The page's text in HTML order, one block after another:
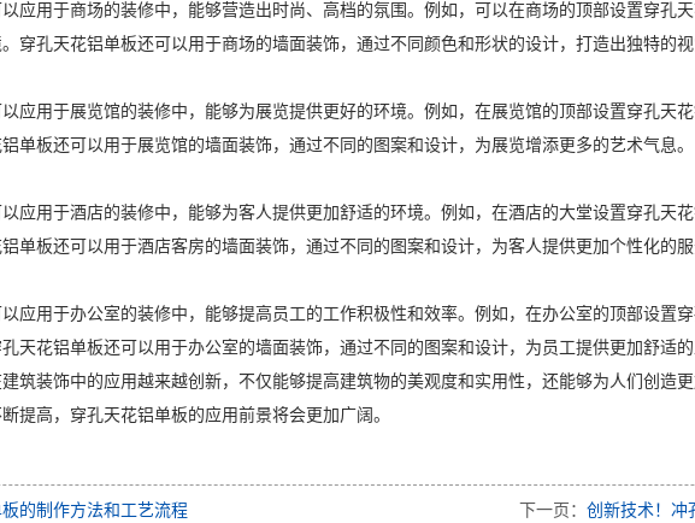
应用于商场的装修中，能够营造出时尚、高档的氛围。例如，可以在商场的顶部设置穿孔
穿孔天花铝单板还可以用于商场的墙面装饰，通过不同颜色和形状的设计，打造出独特的视
应用于展览馆的装修中，能够为展览提供更好的环境。例如，在展览馆的顶部设置穿孔天
单板还可以用于展览馆的墙面装饰，通过不同的图案和设计，为展览增添更多的艺术气息。
应用于酒店的装修中，能够为客人提供更加舒适的环境。例如，在酒店的大堂设置穿孔天
单板还可以用于酒店客房的墙面装饰，通过不同的图案和设计，为客人提供更加个性化的服
应用于办公室的装修中，能够提高员工的工作积极性和效率。例如，在办公室的顶部设置
天花铝单板还可以用于办公室的墙面装饰，通过不同的图案和设计，为员工提供更加舒适的
筑装饰中的应用越来越创新，不仅能够提高建筑物的美观度和实用性，还能够为人们创造
提高，穿孔天花铝单板的应用前景将会更加广阔。
的制作方法和工艺流程 下一页： 创新技术！冲